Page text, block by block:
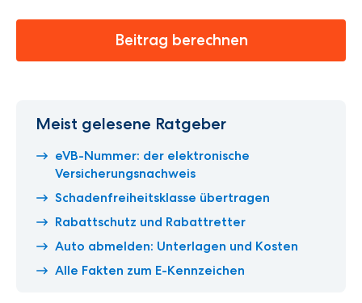
Beitrag berechnen
Meist gelesene Ratgeber
eVB-Nummer: der elektronische
Versicherungsnachweis
Schadenfreiheitsklasse übertragen
Rabattschutz und Rabattretter
Auto abmelden: Unterlagen und Kosten
Alle Fakten zum E-Kennzeichen